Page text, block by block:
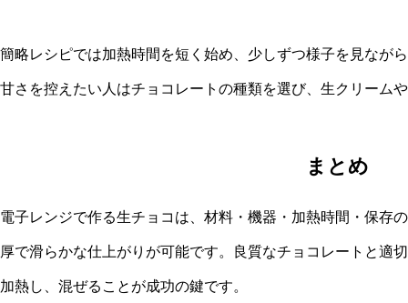
簡略レシピでは加熱時間を短く始め、少しずつ様子を見なが
甘さを控えたい人はチョコレートの種類を選び、生クリーム
まとめ
電子レンジで作る生チョコは、材料・機器・加熱時間・保存
厚で滑らかな仕上がりが可能です。良質なチョコレートと適
加熱し、混ぜることが成功の鍵です。